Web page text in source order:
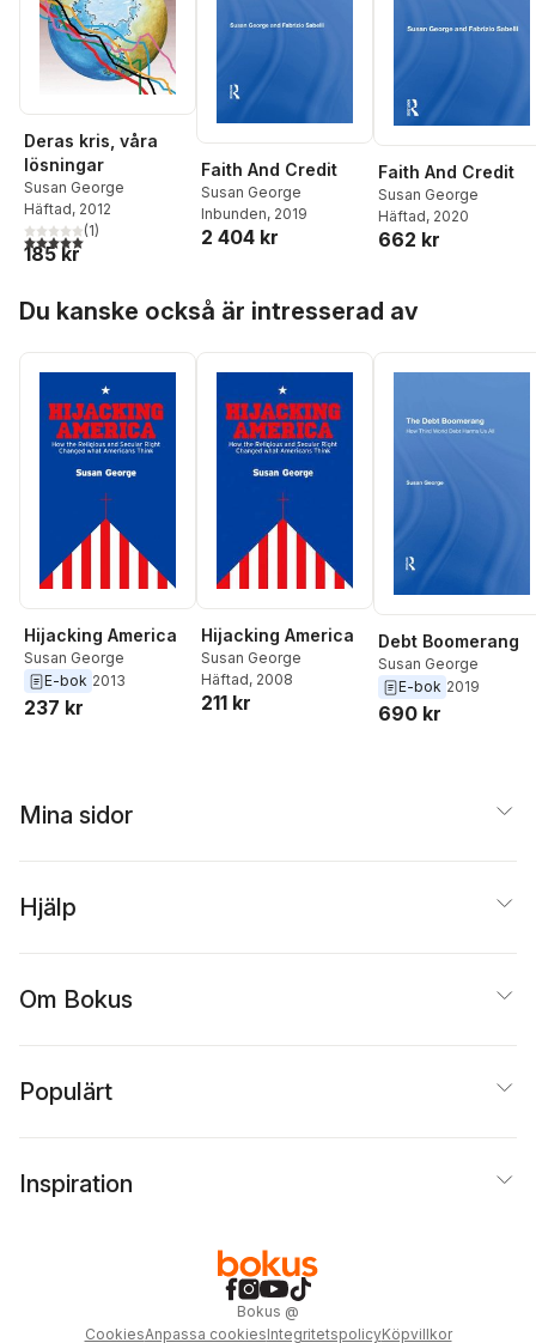
Deras kris, våra
lösningar
Susan George
Häftad, 2012
5,0utav 5 stjärnor. Totalt antal röster:
(1)
185 kr
Faith And Credit
Susan George
Inbunden, 2019
2 404 kr
Faith And Credit
Susan George
Häftad, 2020
662 kr
Du kanske också är intresserad av
Hijacking America
Susan George
E-bok 2013
237 kr
Hijacking America
Susan George
Häftad, 2008
211 kr
Debt Boomerang
Susan George
E-bok 2019
690 kr
Mina sidor
Hjälp
Om Bokus
Populärt
Inspiration
Bokus @
CookiesAnpassa cookiesIntegritetspolicyKöpvillkor